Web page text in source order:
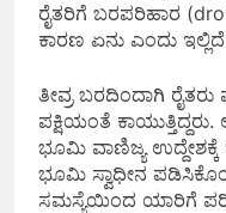
ರೈತರಿಗೆ ಬರಪರಿಹಾರ
ಕಾರಣ ಏನು ಎಂದು
ತೀವ್ರ ಬರದಿಂದಾಗಿ
ಪಕ್ಷಿಯಂತೆ
ಭೂಮಿ ವಾಣಿಜ್ಯ
ಭೂಮಿ ಸ್ವಾಧೀನ
ಸಮಸ್ಯೆಯಿಂದ ಯಾರಿಗೆ